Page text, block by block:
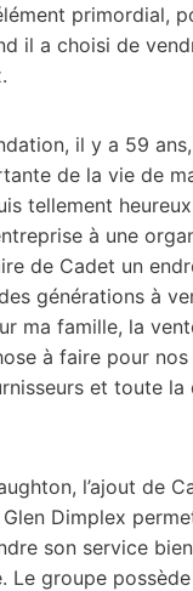
primordial,
il a choisi de
il y a 59
de la vie de
tellement
à une
de Cadet un
générations à
ma famille, la
à faire pour
et toute la
l’ajout de
Dimplex
son service
Le groupe